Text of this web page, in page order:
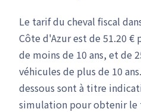
Le tarif du cheval fiscal
Côte d'Azur est de 51.20 €
de moins de 10 ans, et de
véhicules de plus de 10
dessous sont à titre
simulation pour obtenir le